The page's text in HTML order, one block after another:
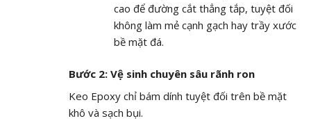
cao để đường cắt thẳng tắp, tuyệt đối
không làm mẻ cạnh gạch hay trầy xước
bề mặt đá.
Bước 2: Vệ sinh chuyên sâu rãnh ron
Keo Epoxy chỉ bám dính tuyệt đối trên bề mặt
khô và sạch bụi.